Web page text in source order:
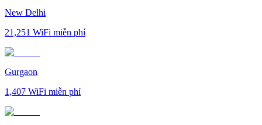
New Delhi
21,251 WiFi miễn phí
Gurgaon
1,407 WiFi miễn phí